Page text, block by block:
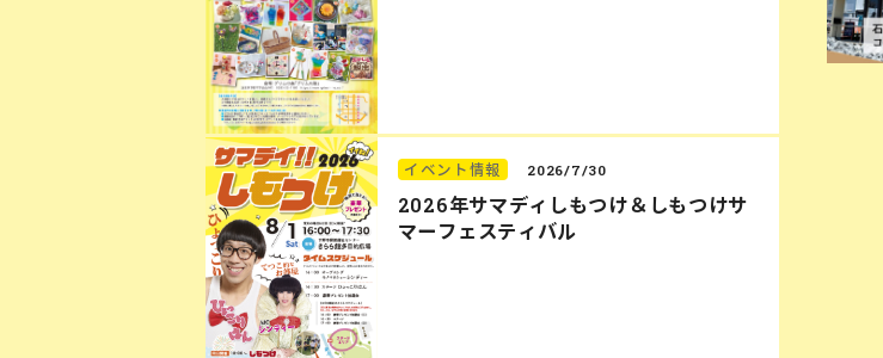
イベント情報 2026/7/30
2026年サマディしもつけ＆しもつけサ
マーフェスティバル